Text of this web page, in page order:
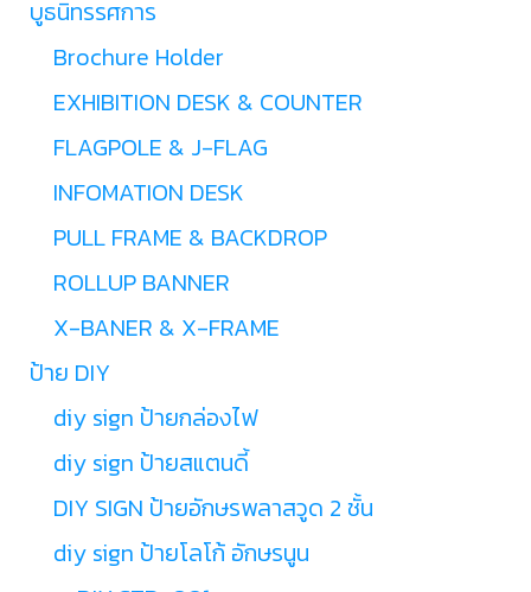
บูธนิทรรศการ
Brochure Holder
EXHIBITION DESK & COUNTER
FLAGPOLE & J-FLAG
INFOMATION DESK
PULL FRAME & BACKDROP
ROLLUP BANNER
X-BANER & X-FRAME
ป้าย DIY
diy sign ป้ายกล่องไฟ
diy sign ป้ายสแตนดี้
DIY SIGN ป้ายอักษรพลาสวูด 2 ชั้น
diy sign ป้ายโลโก้ อักษรนูน